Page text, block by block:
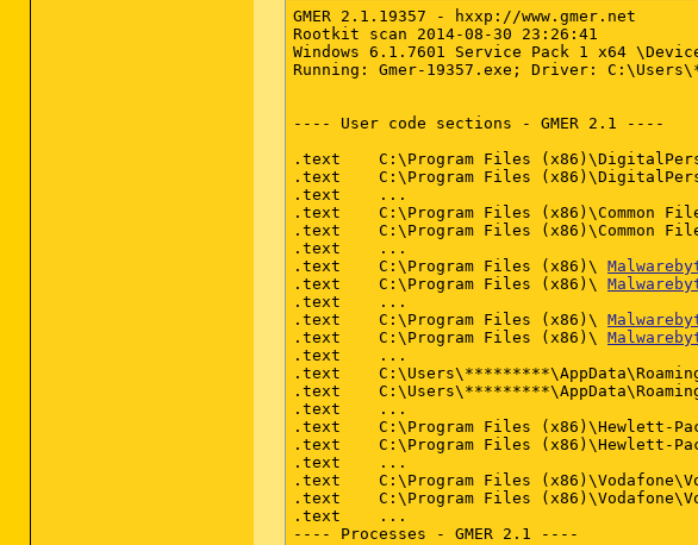
GMER 2.1.19357 - hxxp://www.gmer.net
Rootkit scan 2014-08-30 23:26:41
Windows 6.1.7601 Service Pack 1 x64
Running: Gmer-19357.exe; Driver:
---- User code sections - GMER 2.1 ----
.text    C:\Program Files
.text    C:\Program Files
.text    ...
.text    C:\Program Files
.text    C:\Program Files
.text    ...
.text    C:\Program Files (x86)\
.text    C:\Program Files (x86)\
.text    ...
.text    C:\Program Files (x86)\
.text    C:\Program Files (x86)\
.text    ...
.text
.text
.text    ...
.text    C:\Program Files (x86)\Hewlett-
.text    C:\Program Files (x86)\Hewlett-
.text    ...
.text    C:\Program Files
.text    C:\Program Files
.text    ...
---- Processes - GMER 2.1 ----